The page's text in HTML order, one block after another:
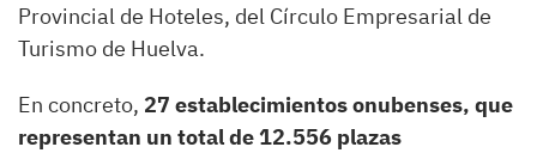
Provincial de Hoteles, del Círculo Empresarial de
Turismo de Huelva.
En concreto, 27 establecimientos onubenses, que
representan un total de 12.556 plazas